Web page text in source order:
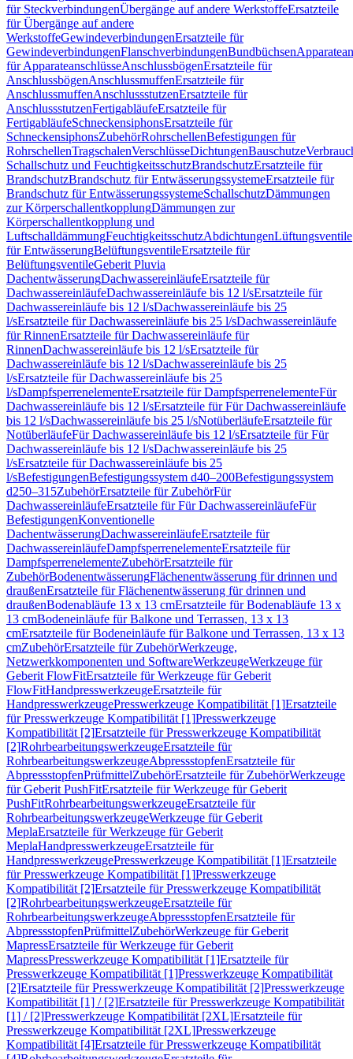
für SteckverbindungenÜbergänge auf andere WerkstoffeErsatzteile
für Übergänge auf andere
WerkstoffeGewindeverbindungenErsatzteile für
GewindeverbindungenFlanschverbindungenBundbüchsen
für ApparateanschlüsseAnschlussbögenErsatzteile für
AnschlussbögenAnschlussmuffenErsatzteile für
AnschlussmuffenAnschlussstutzenErsatzteile für
AnschlussstutzenFertigabläufeErsatzteile für
FertigabläufeSchneckensiphonsErsatzteile für
SchneckensiphonsZubehörRohrschellenBefestigungen für
RohrschellenTragschalenVerschlüsseDichtungenBauschutze
Schallschutz und FeuchtigkeitsschutzBrandschutzErsatzteile für
BrandschutzBrandschutz für EntwässerungssystemeErsatzteile für
Brandschutz für EntwässerungssystemeSchallschutzDämmungen
zur KörperschallentkopplungDämmungen zur
Körperschallentkopplung und
LuftschalldämmungFeuchtigkeitsschutzAbdichtungenLüftungsventile
für EntwässerungBelüftungsventileErsatzteile für
BelüftungsventileGeberit Pluvia
DachentwässerungDachwassereinläufeErsatzteile für
DachwassereinläufeDachwassereinläufe bis 12 l/sErsatzteile für
Dachwassereinläufe bis 12 l/sDachwassereinläufe bis 25
l/sErsatzteile für Dachwassereinläufe bis 25 l/sDachwassereinläufe
für RinnenErsatzteile für Dachwassereinläufe für
RinnenDachwassereinläufe bis 12 l/sErsatzteile für
Dachwassereinläufe bis 12 l/sDachwassereinläufe bis 25
l/sErsatzteile für Dachwassereinläufe bis 25
l/sDampfsperrenelementeErsatzteile für DampfsperrenelementeFür
Dachwassereinläufe bis 12 l/sErsatzteile für Für Dachwassereinläufe
bis 12 l/sDachwassereinläufe bis 25 l/sNotüberläufeErsatzteile für
NotüberläufeFür Dachwassereinläufe bis 12 l/sErsatzteile für Für
Dachwassereinläufe bis 12 l/sDachwassereinläufe bis 25
l/sErsatzteile für Dachwassereinläufe bis 25
l/sBefestigungenBefestigungssystem d40–200Befestigungssystem
d250–315ZubehörErsatzteile für ZubehörFür
DachwassereinläufeErsatzteile für Für DachwassereinläufeFür
BefestigungenKonventionelle
DachentwässerungDachwassereinläufeErsatzteile für
DachwassereinläufeDampfsperrenelementeErsatzteile für
DampfsperrenelementeZubehörErsatzteile für
ZubehörBodenentwässerungFlächenentwässerung für drinnen und
draußenErsatzteile für Flächenentwässerung für drinnen und
draußenBodenabläufe 13 x 13 cmErsatzteile für Bodenabläufe 13 x
13 cmBodeneinläufe für Balkone und Terrassen, 13 x 13
cmErsatzteile für Bodeneinläufe für Balkone und Terrassen, 13 x 13
cmZubehörErsatzteile für ZubehörWerkzeuge,
Netzwerkkomponenten und SoftwareWerkzeugeWerkzeuge für
Geberit FlowFitErsatzteile für Werkzeuge für Geberit
FlowFitHandpresswerkzeugeErsatzteile für
HandpresswerkzeugePresswerkzeuge Kompatibilität [1]Ersatzteile
für Presswerkzeuge Kompatibilität [1]Presswerkzeuge
Kompatibilität [2]Ersatzteile für Presswerkzeuge Kompatibilität
[2]RohrbearbeitungswerkzeugeErsatzteile für
RohrbearbeitungswerkzeugeAbpressstopfenErsatzteile für
AbpressstopfenPrüfmittelZubehörErsatzteile für ZubehörWerkzeuge
für Geberit PushFitErsatzteile für Werkzeuge für Geberit
PushFitRohrbearbeitungswerkzeugeErsatzteile für
RohrbearbeitungswerkzeugeWerkzeuge für Geberit
MeplaErsatzteile für Werkzeuge für Geberit
MeplaHandpresswerkzeugeErsatzteile für
HandpresswerkzeugePresswerkzeuge Kompatibilität [1]Ersatzteile
für Presswerkzeuge Kompatibilität [1]Presswerkzeuge
Kompatibilität [2]Ersatzteile für Presswerkzeuge Kompatibilität
[2]RohrbearbeitungswerkzeugeErsatzteile für
RohrbearbeitungswerkzeugeAbpressstopfenErsatzteile für
AbpressstopfenPrüfmittelZubehörWerkzeuge für Geberit
MapressErsatzteile für Werkzeuge für Geberit
MapressPresswerkzeuge Kompatibilität [1]Ersatzteile für
Presswerkzeuge Kompatibilität [1]Presswerkzeuge Kompatibilität
[2]Ersatzteile für Presswerkzeuge Kompatibilität [2]Presswerkzeuge
Kompatibilität [1] / [2]Ersatzteile für Presswerkzeuge Kompatibilität
[1] / [2]Presswerkzeuge Kompatibilität [2XL]Ersatzteile für
Presswerkzeuge Kompatibilität [2XL]Presswerkzeuge
Kompatibilität [4]Ersatzteile für Presswerkzeuge Kompatibilität